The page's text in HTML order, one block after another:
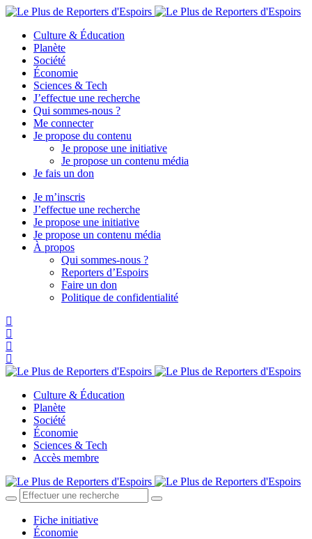
Culture & Éducation
Planète
Société
Économie
Sciences & Tech
J’effectue une recherche
Qui sommes-nous ?
Me connecter
Je propose du contenu
Je propose une initiative
Je propose un contenu média
Je fais un don
Je m’inscris
J’effectue une recherche
Je propose une initiative
Je propose un contenu média
À propos
Qui sommes-nous ?
Reporters d’Espoirs
Faire un don
Politique de confidentialité
Culture & Éducation
Planète
Société
Économie
Sciences & Tech
Accès membre
Fiche initiative
Économie